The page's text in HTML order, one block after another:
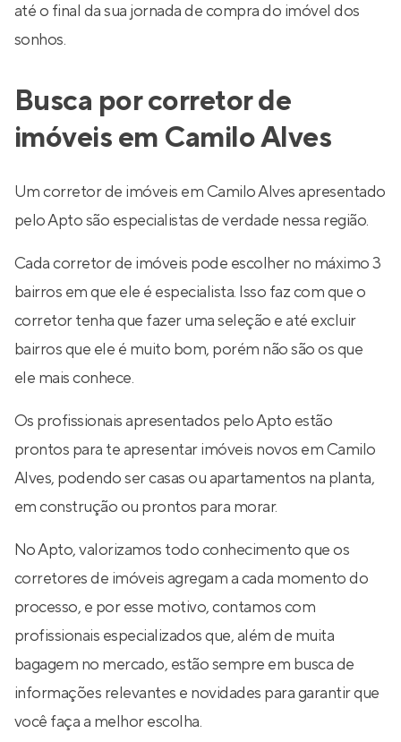
até o final da sua jornada de compra do imóvel dos
sonhos.
Busca por corretor de
imóveis em Camilo Alves
Um corretor de imóveis em Camilo Alves apresentado
pelo Apto são especialistas de verdade nessa região.
Cada corretor de imóveis pode escolher no máximo 3
bairros em que ele é especialista. Isso faz com que o
corretor tenha que fazer uma seleção e até excluir
bairros que ele é muito bom, porém não são os que
ele mais conhece.
Os profissionais apresentados pelo Apto estão
prontos para te apresentar imóveis novos em Camilo
Alves, podendo ser casas ou apartamentos na planta,
em construção ou prontos para morar.
No Apto, valorizamos todo conhecimento que os
corretores de imóveis agregam a cada momento do
processo, e por esse motivo, contamos com
profissionais especializados que, além de muita
bagagem no mercado, estão sempre em busca de
informações relevantes e novidades para garantir que
você faça a melhor escolha.